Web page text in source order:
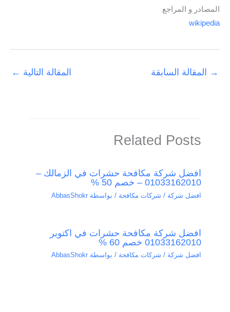
المصادر و المراجع
wikipedia
→ المقالة السابقة المقالة التالية ←
Related Posts
افضل شركة مكافحة حشرات في الزمالك –
01033162010 – خصم 50 %
افضل شركة / شركات مكافحة / بواسطة AbbasShokr
افضل شركة مكافحة حشرات في اكتوبر
01033162010 خصم 60 %
افضل شركة / شركات مكافحة / بواسطة AbbasShokr